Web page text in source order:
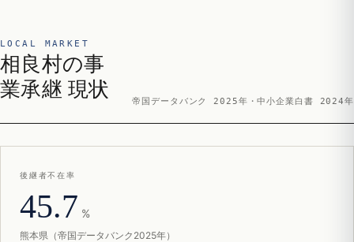
LOCAL MARKET
相良村の事
業承継 現状
帝国データバンク 2025年・中小企業白書 2024年
後継者不在率
45.7 %
熊本県（帝国データバンク2025年）